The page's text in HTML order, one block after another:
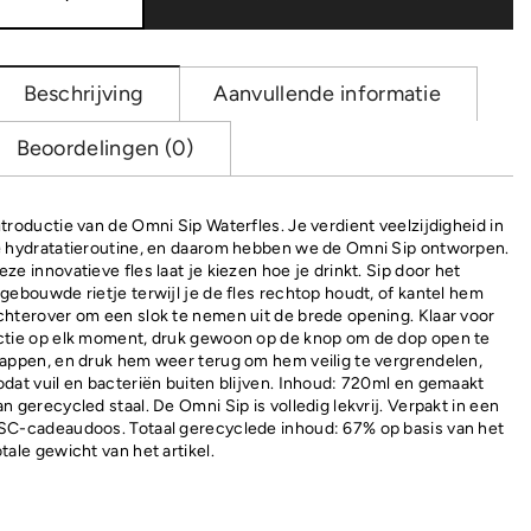
waterfles
720ML
aantal
Beschrijving Aanvullende informatie
Beoordelingen (0)
van de Omni Sip Waterfles. Je verdient veelzijdigheid in
hydratatieroutine, en daarom hebben we de Omni Sip ontworpen.
innovatieve fles laat je kiezen hoe je drinkt. Sip door het
rietje terwijl je de fles rechtop houdt, of kantel hem
om een slok te nemen uit de brede opening. Klaar voor
op elk moment, druk gewoon op de knop om de dop open te
en druk hem weer terug om hem veilig te vergrendelen,
vuil en bacteriën buiten blijven. Inhoud: 720ml en gemaakt
gerecycled staal. De Omni Sip is volledig lekvrij. Verpakt in een
cadeaudoos. Totaal gerecyclede inhoud: 67% op basis van het
gewicht van het artikel.